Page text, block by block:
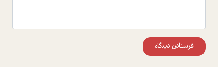
فرستادن دیدگاه